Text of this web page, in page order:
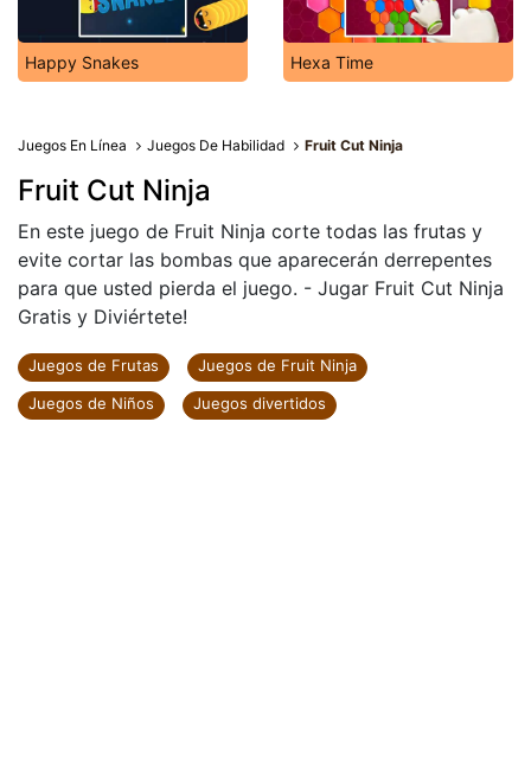
Happy Snakes Hexa Time
Juegos En Línea Juegos De Habilidad Fruit Cut Ninja
Fruit Cut Ninja
En este juego de Fruit Ninja corte todas las frutas y
evite cortar las bombas que aparecerán derrepentes
para que usted pierda el juego. - Jugar Fruit Cut Ninja
Gratis y Diviértete!
Juegos de Frutas
Juegos de Fruit Ninja
Juegos de Niños
Juegos divertidos